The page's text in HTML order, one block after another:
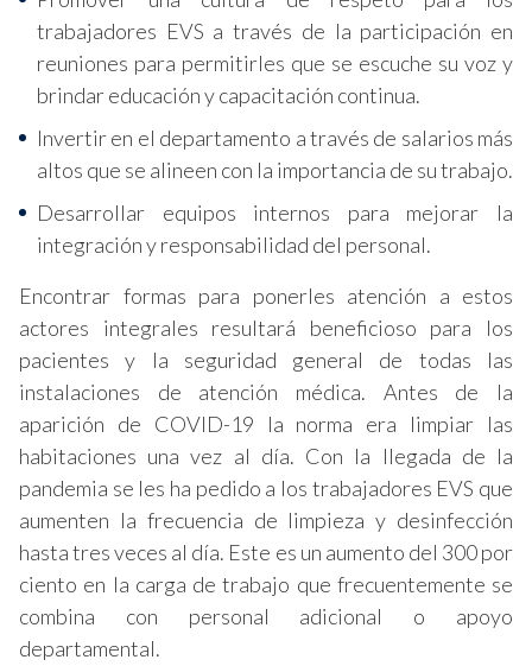
trabajadores EVS a través de la participación en
reuniones para permitirles que se escuche su voz y
brindar educación y capacitación continua.
Invertir en el departamento a través de salarios más
altos que se alineen con la importancia de su trabajo.
Desarrollar equipos internos para mejorar la
integración y responsabilidad del personal.
Encontrar formas para ponerles atención a estos
actores integrales resultará beneficioso para los
pacientes y la seguridad general de todas las
instalaciones de atención médica. Antes de la
aparición de COVID-19 la norma era limpiar las
habitaciones una vez al día. Con la llegada de la
pandemia se les ha pedido a los trabajadores EVS que
aumenten la frecuencia de limpieza y desinfección
hasta tres veces al día. Este es un aumento del 300 por
ciento en la carga de trabajo que frecuentemente se
combina con personal adicional o apoyo
departamental.